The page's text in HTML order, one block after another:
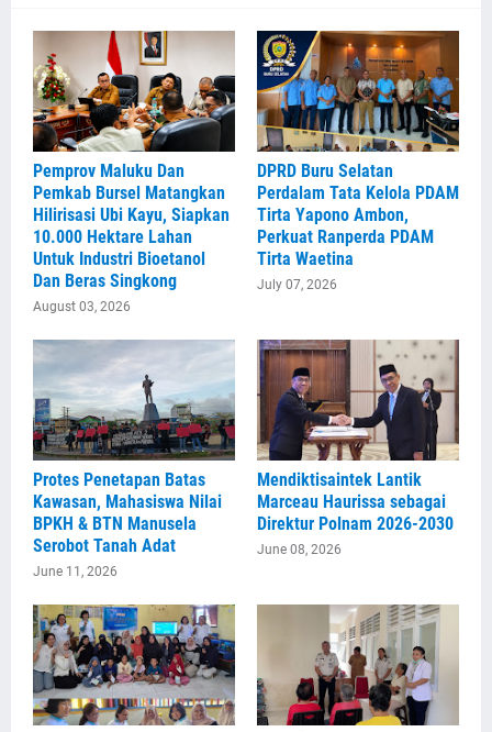
Pemprov Maluku Dan
Pemkab Bursel Matangkan
Hilirisasi Ubi Kayu, Siapkan
10.000 Hektare Lahan
Untuk Industri Bioetanol
Dan Beras Singkong
August 03, 2026
DPRD Buru Selatan
Perdalam Tata Kelola PDAM
Tirta Yapono Ambon,
Perkuat Ranperda PDAM
Tirta Waetina
July 07, 2026
Protes Penetapan Batas
Kawasan, Mahasiswa Nilai
BPKH & BTN Manusela
Serobot Tanah Adat
June 11, 2026
Mendiktisaintek Lantik
Marceau Haurissa sebagai
Direktur Polnam 2026-2030
June 08, 2026